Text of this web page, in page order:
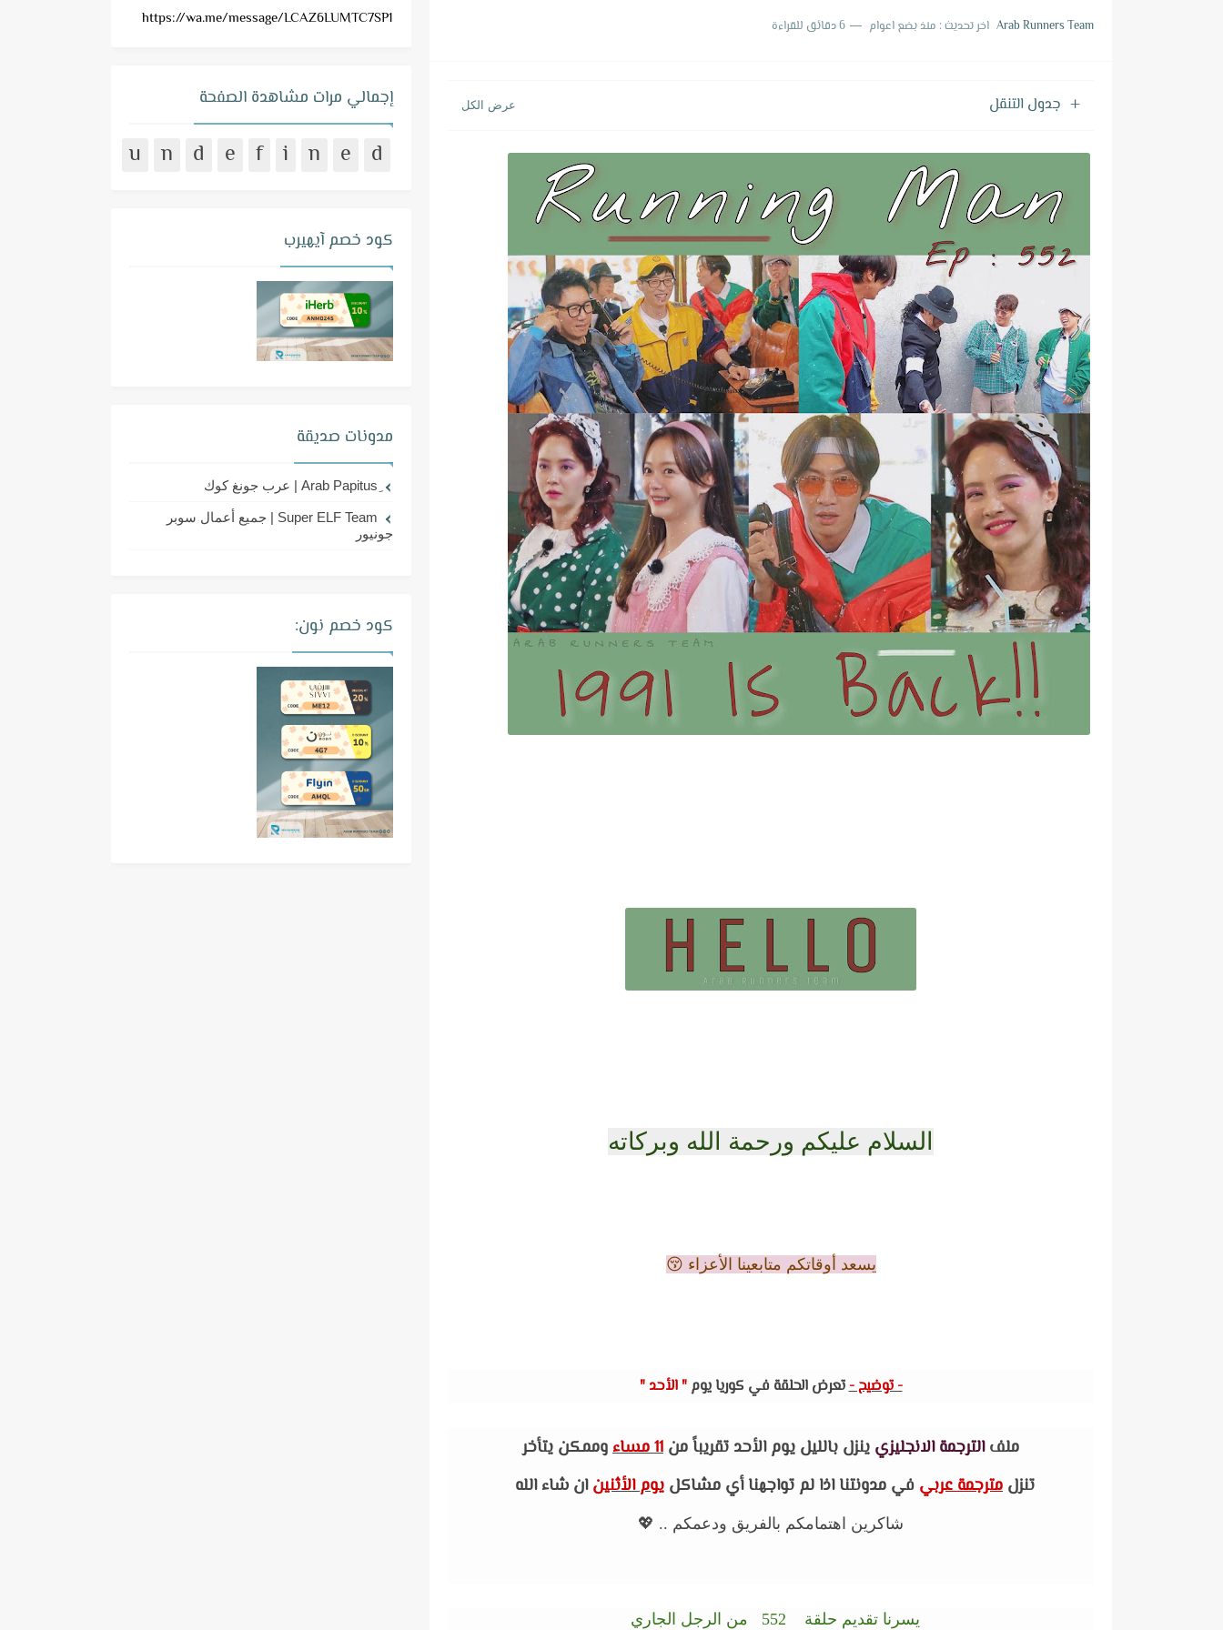
ترجمة حلقة 806 من برنامج الرجل الجاري
ترجمة حلقة 805 من برنامج الرجل الجاري
Arab Runners Team اخر تحديث : منذ بضع اعوام 6 دقائق للقراءة
جدول التنقل
السلام عليكم ورحمة الله وبركاته
يسعد أوقاتكم متابعينا الأعزاء 😚
- توضيح -تعرض الحلقة في كوريا يوم " الأحد "
ملفالترجمة الانجليزي ينزل بالليل يوم الأحد تقريباً من 11 مساء
وممكن يتأخر
تنزل مترجمة عربي في مدونتنا اذا لم تواجهنا أي مشاكل يوم الأثنينان شاء الله
شاكرين اهتمامكم بالفريق ودعمكم .. 💖
يسرنا تقديم حلقة 552 من الرجل الجاري
https://wa.me/message/LCAZ6LUMTC7SP1
إجمالي مرات مشاهدة الصفحة
u n d e f i n e d
كود خصم آيهيرب
مدونات صديقة
Super ELF Team | جميع أعمال سوبر
جونيور
كود خصم نون: